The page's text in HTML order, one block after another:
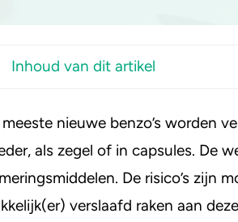
Inhoud van dit artikel
Hoeveel mensen gebruiken
Werking
Bromazolam
Pyrazolam
meeste nieuwe benzo’s worden
als zegel of in capsules. De
De risico’s zijn
verslaafd raken aan